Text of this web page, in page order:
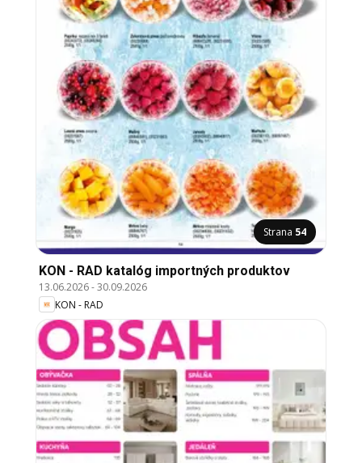
Strana 54
KON - RAD katalóg importných produktov
13.06.2026-30.09.2026
KON - RAD